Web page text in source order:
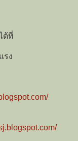
ด้ที่
รง